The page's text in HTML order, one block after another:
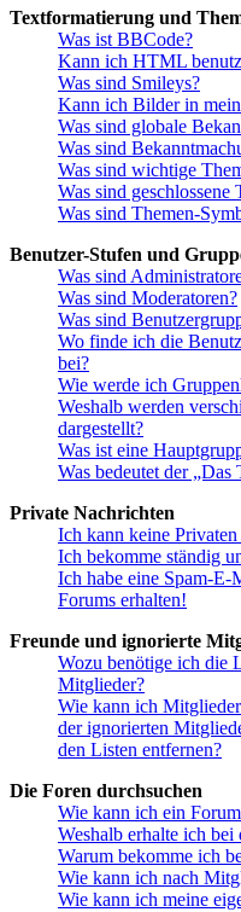
Textformatierung und
Was ist BBCode?
Kann ich HTML
Was sind Smileys?
Kann ich Bilder in
Was sind globale
Was sind
Was sind wichtige
Was sind geschlossene
Was sind Themen-
Benutzer-Stufen und
Was sind
Was sind Moderatoren?
Was sind
Wo finde ich die
bei?
Wie werde ich
Weshalb werden
dargestellt?
Was ist eine
Was bedeutet der
Private Nachrichten
Ich kann keine
Ich bekomme ständig
Ich habe eine Spam-
Forums erhalten!
Freunde und ignorierte
Wozu benötige ich die
Mitglieder?
Wie kann ich
der ignorierten
den Listen entfernen?
Die Foren durchsuchen
Wie kann ich ein
Weshalb erhalte ich bei
Warum bekomme ich
Wie kann ich nach
Wie kann ich meine